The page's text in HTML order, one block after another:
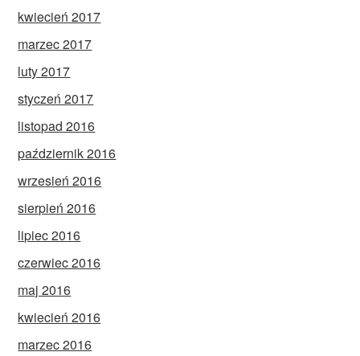
kwiecień 2017
marzec 2017
luty 2017
styczeń 2017
listopad 2016
październik 2016
wrzesień 2016
sierpień 2016
lipiec 2016
czerwiec 2016
maj 2016
kwiecień 2016
marzec 2016